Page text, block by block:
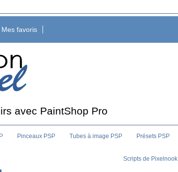
Mes favoris
avec PaintShop Pro
Pinceaux PSP Tubes à image PSP Présets PSP
Scripts de Pixelnook